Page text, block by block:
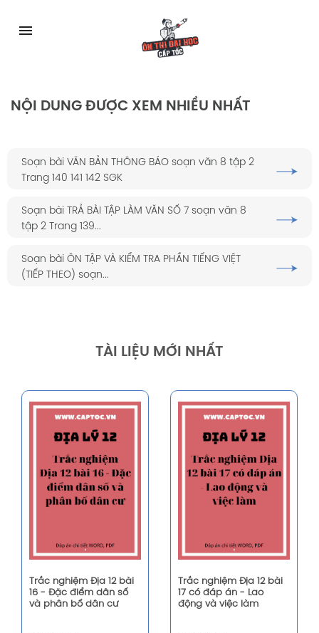
menu
NỘI DUNG ĐƯỢC XEM NHIỀU NHẤT
Soạn bài VĂN BẢN THÔNG BÁO soạn văn 8 tập 2
Trang 140 141 142 SGK
Soạn bài TRẢ BÀI TẬP LÀM VĂN SỐ 7 soạn văn 8
tập 2 Trang 139...
Soạn bài ÔN TẬP VÀ KIỂM TRA PHẦN TIẾNG VIỆT
(TIẾP THEO) soạn...
TÀI LIỆU MỚI NHẤT
Trắc nghiệm Địa 12 bài
16 - Đặc điểm dân số
và phân bố dân cư
Trắc nghiệm Địa 12 bài
17 có đáp án - Lao
động và việc làm